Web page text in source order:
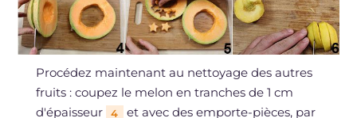
Procédez maintenant au nettoyage des autres
fruits : coupez le melon en tranches de 1 cm
d'épaisseur
4
et avec des emporte-pièces, par